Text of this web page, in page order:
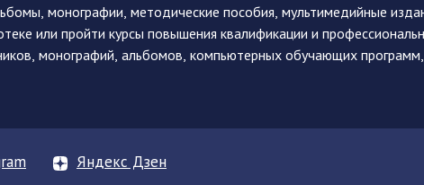
монографии, методические пособия, мультимедийные
или пройти курсы повышения квалификации и
монографий, альбомов, компьютерных обучающих
Яндекс Дзен